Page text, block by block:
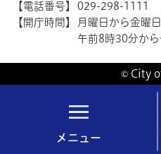
メニュー
【電話番号】
029-298-1111
【開庁時間】
月曜日から金曜
午前8時30分か
© City